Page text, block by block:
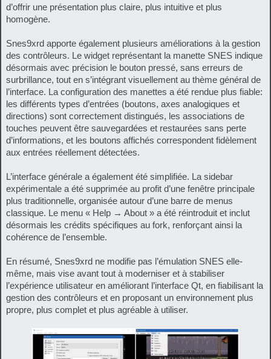
d’offrir une présentation plus claire, plus intuitive et plus
homogène.
Snes9xrd apporte également plusieurs améliorations à la gestion
des contrôleurs. Le widget représentant la manette SNES indique
désormais avec précision le bouton pressé, sans erreurs de
surbrillance, tout en s’intégrant visuellement au thème général de
l’interface. La configuration des manettes a été rendue plus fiable:
les différents types d’entrées (boutons, axes analogiques et
directions) sont correctement distingués, les associations de
touches peuvent être sauvegardées et restaurées sans perte
d’informations, et les boutons affichés correspondent fidèlement
aux entrées réellement détectées.
L’interface générale a également été simplifiée. La sidebar
expérimentale a été supprimée au profit d’une fenêtre principale
plus traditionnelle, organisée autour d’une barre de menus
classique. Le menu « Help → About » a été réintroduit et inclut
désormais les crédits spécifiques au fork, renforçant ainsi la
cohérence de l’ensemble.
En résumé, Snes9xrd ne modifie pas l’émulation SNES elle-
même, mais vise avant tout à moderniser et à stabiliser
l’expérience utilisateur en améliorant l’interface Qt, en fiabilisant la
gestion des contrôleurs et en proposant un environnement plus
propre, plus complet et plus agréable à utiliser.